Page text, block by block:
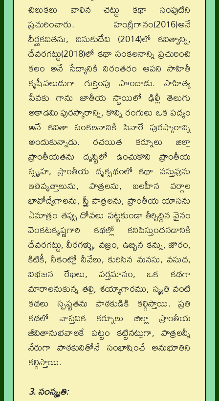
చిలుకలు వాలిన చెట్టు కథా సంపుటిని
ప్రచురించారు. హంద్రీగానం(2016)అనే
దీర్ఘకవితను, చినుకుదేవి (2014)లో కవిత్వాన్ని,
దేవరగట్టు(2018)లో కథా సంకలనాన్ని ప్రచురించి
కలం అనే సేద్యానికి నిరంతరం ఆపని సాహితీ
కృషీవలుడుగా గుర్తింపు పొందాడు. సాహిత్య
సేవకు గాను జాతీయ స్థాయిలో ఢిల్లీ తెలుగు
అకాడమి పురస్కారాన్ని, కొన్ని రంగులు ఒక పద్యం
అనే కవితా సంకలనానికి సినారే పురష్కారాన్ని
అందుకున్నాడు. రచయిత కర్నూలు జిల్లా
ప్రాంతీయతను దృష్టిలో ఉంచుకొని ప్రాంతీయ
స్పృహ, ప్రాంతీయ దృక్పథంలో కథా వస్తువును
ఇతివృత్తాలును, పాత్రలను, బలహీన వర్గాల
భావోద్వేగాలను, స్త్రీ పాత్రలను, ప్రాంతీయ యాసను
ఏమాత్రం తప్పు దోవలు పట్టకుండా తీర్చిద్దిన వైనం
వెంకటకృష్ణగారి కథల్లో కనిపిస్తుందనడానికి
దేవరగట్టు, వీరగళ్ళు, వజ్రం, ఉబ్బిన కన్ను, జొరం,
కిటికీ, నీకంట్లో నీవేలు, కురిసిన మనసు, వసుధ,
విభజన రేఖలు, వర్తమానం, ఒక కథగా
మారాలనుకున్న తల్లి, శయ్యాగారము, స్మృతి వంటి
కథలు స్పష్టతను పాఠకుడికి కల్గిస్తాయి. ప్రతి
కథలో వాస్తవిక కర్నూలు జిల్లా ప్రాంతీయ
జీవితానుభవాలకే పట్టం కట్టినట్లుగా, పాత్రలన్నీ
నేరుగా పాఠకునితోనే సంభాషించే అనుభూతిని
కల్గిస్తాయి.
3. సంస్కృతి: